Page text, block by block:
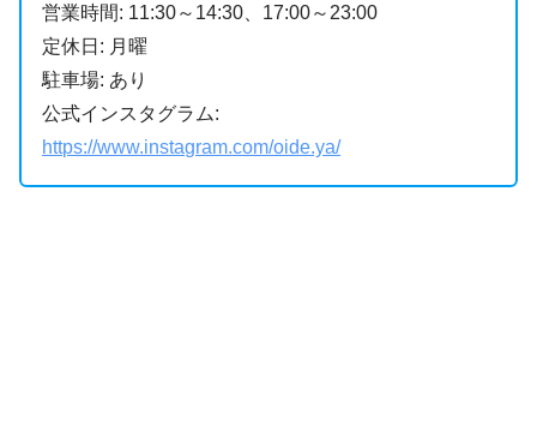
営業時間: 11:30～14:30、17:00～23:00
定休日: 月曜
駐車場: あり
公式インスタグラム:
https://www.instagram.com/oide.ya/